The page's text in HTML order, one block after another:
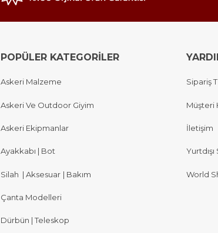
POPÜLER KATEGORİLER
Askeri Malzeme
Askeri Ve Outdoor Giyim
Askeri Ekipmanlar
Ayakkabı | Bot
Silah | Aksesuar | Bakım
Çanta Modelleri
Dürbün | Teleskop
Sipariş
Müşteri
İletişim
World